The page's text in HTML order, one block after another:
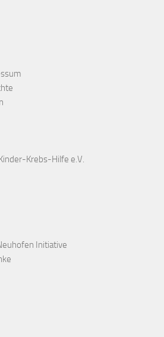
Krebs-Hilfe e.V.
Initiative